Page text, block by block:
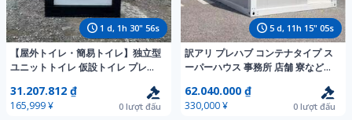
1 d, 1h 30" 54s
【屋外トイレ・簡易トイレ】独立型
ユニットトイレ 仮設トイレ プレハ
送 個人宅配送 フォークリフト不要
31.207.812 ₫
165,999 ¥ 0 lượt đấu
5 d, 11h 15" 03s
訳アリ プレハブ コンテナタイプ ス
ーパーハウス 事務所 店舗 寮などに
ドア1点 在庫品 ユニットハウス
62.040.000 ₫
330,000 ¥ 0 lượt đấu